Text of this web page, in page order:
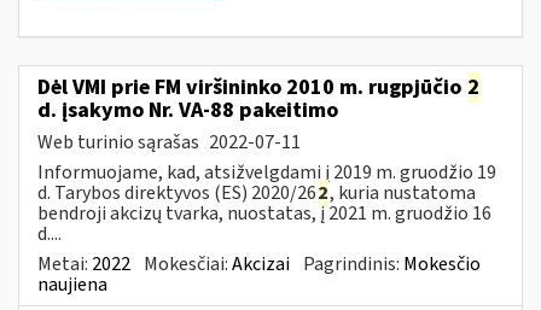
Dėl VMI prie FM viršininko 2010 m. rugpjūčio 2
d. įsakymo Nr. VA-88 pakeitimo
Web turinio sąrašas 2022-07-11
Informuojame, kad, atsižvelgdami į 2019 m. gruodžio 19
d. Tarybos direktyvos (ES) 2020/262, kuria nustatoma
bendroji akcizų tvarka, nuostatas, į 2021 m. gruodžio 16
d....
Metai: 2022 Mokesčiai:Akcizai Pagrindinis: Mokesčio
naujiena